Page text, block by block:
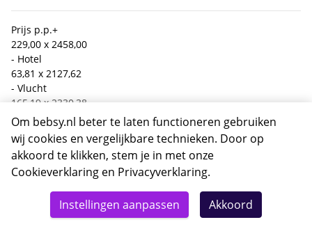
Prijs p.p.+
229,00 x 2458,00
- Hotel
63,81 x 2127,62
- Vlucht
165,19 x 2330,38
Boekingskosten
19,50
Calamiteitenfonds
2,50
SGR bijdrage
Details Deze reis nu boeken
Om bebsy.nl beter te laten functioneren gebruiken
wij cookies en vergelijkbare technieken. Door op
akkoord te klikken, stem je in met onze
Cookieverklaring en Privacyverklaring.
Instellingen aanpassen Akkoord